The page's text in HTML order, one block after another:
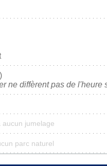
ne diffèrent pas de l'heure
aucun jumelage
parc naturel